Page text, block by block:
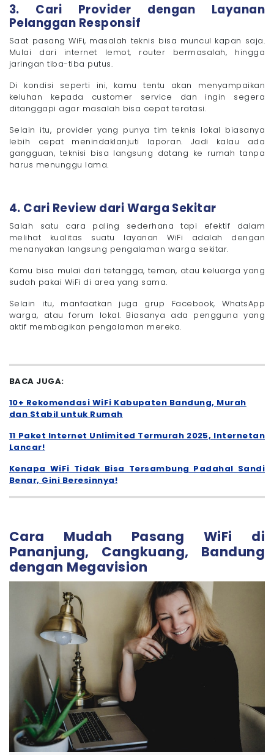
3. Cari Provider dengan Layanan
Pelanggan Responsif
Saat pasang WiFi, masalah teknis bisa muncul kapan saja.
Mulai dari internet lemot, router bermasalah, hingga
jaringan tiba-tiba putus.
Di kondisi seperti ini, kamu tentu akan menyampaikan
keluhan kepada customer service dan ingin segera
ditanggapi agar masalah bisa cepat teratasi.
Selain itu, provider yang punya tim teknis lokal biasanya
lebih cepat menindaklanjuti laporan. Jadi kalau ada
gangguan, teknisi bisa langsung datang ke rumah tanpa
harus menunggu lama.
4. Cari Review dari Warga Sekitar
Salah satu cara paling sederhana tapi efektif dalam
melihat kualitas suatu layanan WiFi adalah dengan
menanyakan langsung pengalaman warga sekitar.
Kamu bisa mulai dari tetangga, teman, atau keluarga yang
sudah pakai WiFi di area yang sama.
Selain itu, manfaatkan juga grup Facebook, WhatsApp
warga, atau forum lokal. Biasanya ada pengguna yang
aktif membagikan pengalaman mereka.
BACA JUGA:
10+ Rekomendasi WiFi Kabupaten Bandung, Murah
dan Stabil untuk Rumah
11 Paket Internet Unlimited Termurah 2025, Internetan
Lancar!
Kenapa WiFi Tidak Bisa Tersambung Padahal Sandi
Benar, Gini Beresinnya!
Cara Mudah Pasang WiFi di
Pananjung, Cangkuang, Bandung
dengan Megavision